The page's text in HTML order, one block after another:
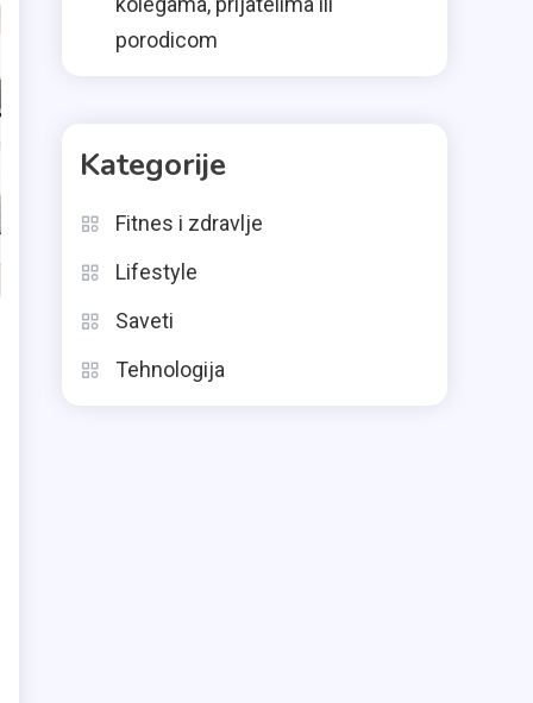
porodicom
Kategorije
Fitnes i zdravlje
Lifestyle
Saveti
Tehnologija